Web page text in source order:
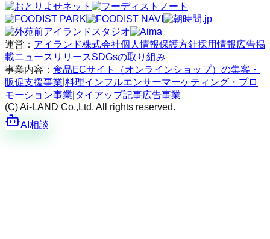
運営： アイランド株式会社個人情報保護方針採用情報 広告掲
載ニュースリリースSDGsの取り組み
事業内容： 食品ECサイト（オンラインショップ）の集客・
販促支援事業 料理インフルエンサーマーケティング・プロ
モーション事業 タイアップ記事広告事業
(C) Ai-LAND Co.,Ltd. All rights reserved.
AI相談